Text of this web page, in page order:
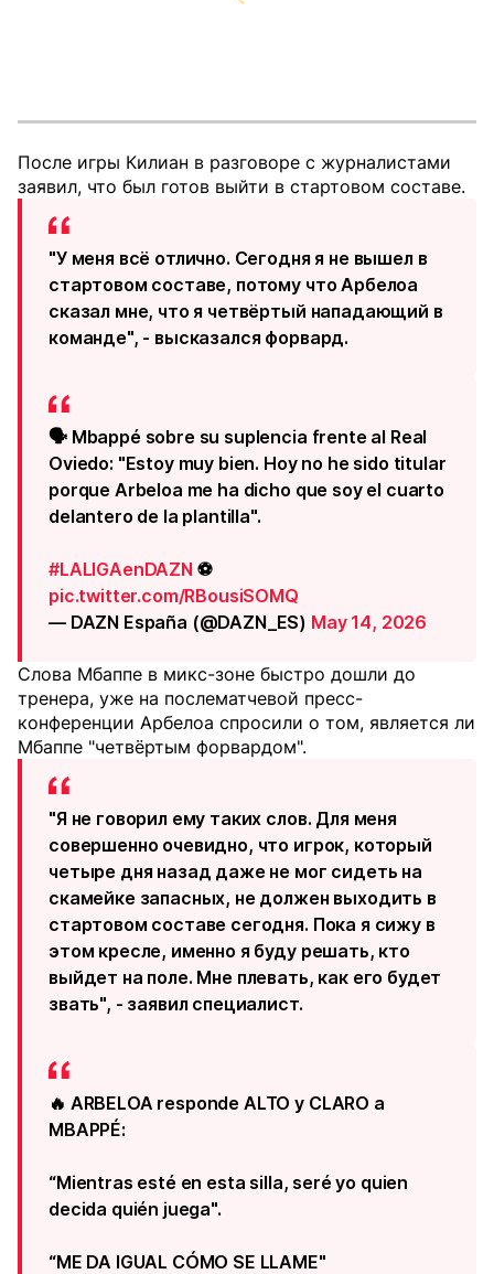
После игры Килиан в разговоре с журналистами
заявил, что был готов выйти в стартовом составе.
"У меня всё отлично. Сегодня я не вышел в
стартовом составе, потому что Арбелоа
сказал мне, что я четвёртый нападающий в
команде", - высказался форвард.
🗣️ Mbappé sobre su suplencia frente al Real
Oviedo: "Estoy muy bien. Hoy no he sido titular
porque Arbeloa me ha dicho que soy el cuarto
delantero de la plantilla".
#LALIGAenDAZN ⚽
pic.twitter.com/RBousiSOMQ
— DAZN España (@DAZN_ES) May 14, 2026
Слова Мбаппе в микс-зоне быстро дошли до
тренера, уже на послематчевой пресс-
конференции Арбелоа спросили о том, является ли
Мбаппе "четвёртым форвардом".
"Я не говорил ему таких слов. Для меня
совершенно очевидно, что игрок, который
четыре дня назад даже не мог сидеть на
скамейке запасных, не должен выходить в
стартовом составе сегодня. Пока я сижу в
этом кресле, именно я буду решать, кто
выйдет на поле. Мне плевать, как его будет
звать", - заявил специалист.
🔥 ARBELOA responde ALTO y CLARO a
MBAPPÉ:
“Mientras esté en esta silla, seré yo quien
decida quién juega".
“ME DA IGUAL CÓMO SE LLAME"